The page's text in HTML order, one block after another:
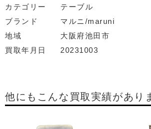
カテゴリー
テーブル
ブランド
マルニ/maruni
地域
大阪府池田市
買取年月日
20231003
他にもこんな買取実績があり